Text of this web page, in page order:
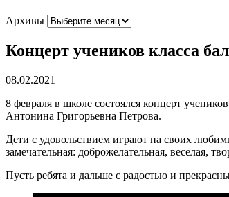
Архивы
Концерт учеников класса
08.02.2021
8 февраля в школе состоялся концерт
Антонина Григорьевна Петрова.
Дети с удовольствием играют на своих
замечательная: доброжелательная, веселая,
Пусть ребята и дальше с радостью и